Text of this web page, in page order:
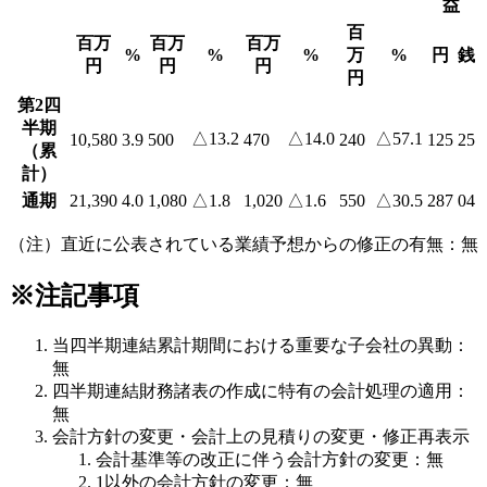
益
百万
円
%
百万
円
%
百万
円
%
百
万
円
% 円 銭
第2四
半期
（累
計）
10,580 3.9 500 △13.2 470 △14.0 240 △57.1 125 25
通期 21,390 4.0 1,080 △1.8 1,020 △1.6 550 △30.5 287 04
（注）直近に公表されている業績予想からの修正の有無：無
※注記事項
当四半期連結累計期間における重要な子会社の異動：
無
四半期連結財務諸表の作成に特有の会計処理の適用：
無
会計方針の変更・会計上の見積りの変更・修正再表示
会計基準等の改正に伴う会計方針の変更：無
1以外の会計方針の変更：無